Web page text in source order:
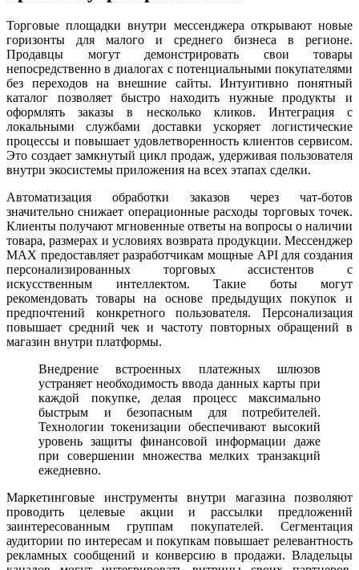
Торговые площадки внутри мессенджера открывают новые
горизонты для малого и среднего бизнеса в регионе.
Продавцы могут демонстрировать свои товары
непосредственно в диалогах с потенциальными покупателями
без переходов на внешние сайты. Интуитивно понятный
каталог позволяет быстро находить нужные продукты и
оформлять заказы в несколько кликов. Интеграция с
локальными службами доставки ускоряет логистические
процессы и повышает удовлетворенность клиентов сервисом.
Это создает замкнутый цикл продаж, удерживая пользователя
внутри экосистемы приложения на всех этапах сделки.
Автоматизация обработки заказов через чат-ботов
значительно снижает операционные расходы торговых точек.
Клиенты получают мгновенные ответы на вопросы о наличии
товара, размерах и условиях возврата продукции. Мессенджер
MAX предоставляет разработчикам мощные API для создания
персонализированных торговых ассистентов с
искусственным интеллектом. Такие боты могут
рекомендовать товары на основе предыдущих покупок и
предпочтений конкретного пользователя. Персонализация
повышает средний чек и частоту повторных обращений в
магазин внутри платформы.
Внедрение встроенных платежных шлюзов
устраняет необходимость ввода данных карты при
каждой покупке, делая процесс максимально
быстрым и безопасным для потребителей.
Технологии токенизации обеспечивают высокий
уровень защиты финансовой информации даже
при совершении множества мелких транзакций
ежедневно.
Маркетинговые инструменты внутри магазина позволяют
проводить целевые акции и рассылки предложений
заинтересованным группам покупателей. Сегментация
аудитории по интересам и покупкам повышает релевантность
рекламных сообщений и конверсию в продажи. Владельцы